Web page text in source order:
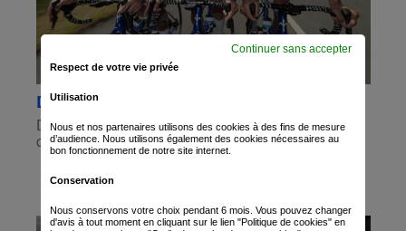
De nouvelles énergies sur le maillot
Depuis le 28 mai, notre sponsor principal a
changé de nom et de couleurs pour devenir Tot...
Respect de votre vie privée
Utilisation
Nous et nos partenaires utilisons des cookies à des fins de mesure
d’audience. Nous utilisons également des cookies nécessaires au
bon fonctionnement de notre site internet.
Conservation
Nous conservons votre choix pendant 6 mois. Vous pouvez changer
d'avis à tout moment en cliquant sur le lien "Politique de cookies" en
Continuer sans accepter